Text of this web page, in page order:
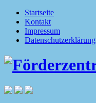
Startseite
Kontakt
Impressum
Datenschutzerklärung